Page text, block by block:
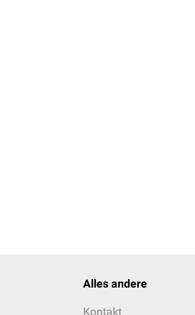
Alles andere
Kontakt